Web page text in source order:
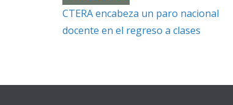
CTERA encabeza un paro nacional
docente en el regreso a clases